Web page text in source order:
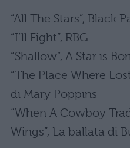
“All The Stars”, Black
“I’ll Fight”, RBG
“Shallow”, A Star is
“The Place Where
di Mary Poppins
“When A Cowboy
Wings”, La ballata di